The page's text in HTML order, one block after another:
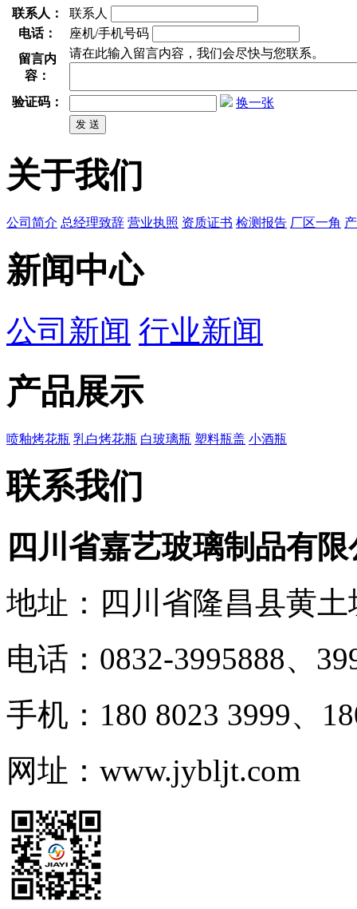
联系人：
联系人
电话：
座机/手机号码
留言内
容：
请在此输入留言内容，我们会尽快与您联系。
验证码： 换一张
关于我们
公司简介 总经理致辞 营业执照 资质证书 检测报告 厂区一角
新闻中心
公司新闻 行业新闻
产品展示
喷釉烤花瓶 乳白烤花瓶 白玻璃瓶 塑料瓶盖 小酒瓶
联系我们
四川省嘉艺玻璃制品有限
地址：四川省隆昌县黄
电话：0832-3995888、
手机：180 8023 3999、
网址：www.jybljt.com